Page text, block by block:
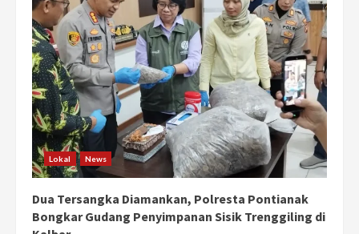
Lokal News
Dua Tersangka Diamankan, Polresta Pontianak
Bongkar Gudang Penyimpanan Sisik Trenggiling di